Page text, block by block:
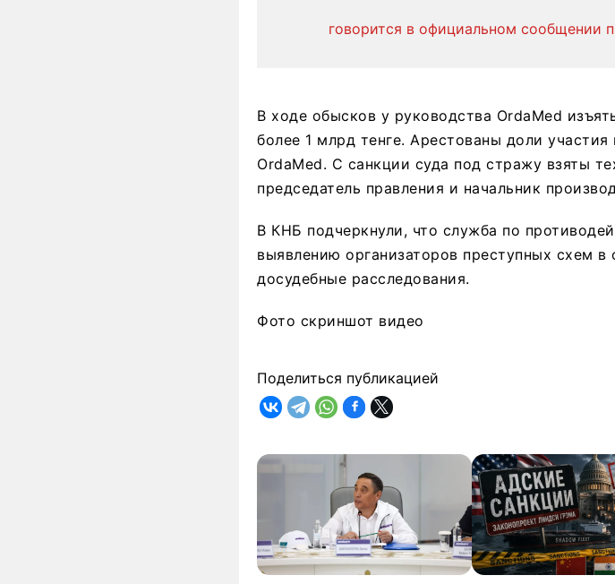
говорится в официальном сообщении
В ходе обысков у руководства OrdaMed
более 1 млрд тенге. Арестованы доли
OrdaMed. С санкции суда под стражу взяты
председатель правления и начальник
В КНБ подчеркнули, что служба по
выявлению организаторов преступных схем
досудебные расследования.
Фото скриншот видео
Поделиться публикацией